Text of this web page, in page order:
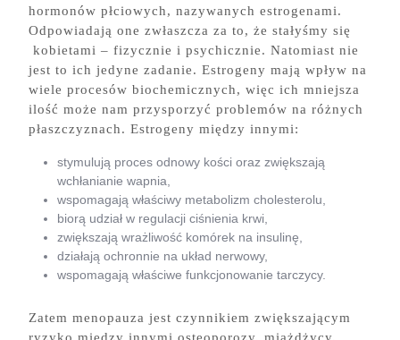
hormonów płciowych, nazywanych estrogenami.
Odpowiadają one zwłaszcza za to, że stałyśmy się
kobietami – fizycznie i psychicznie. Natomiast nie
jest to ich jedyne zadanie. Estrogeny mają wpływ na
wiele procesów biochemicznych, więc ich mniejsza
ilość może nam przysporzyć problemów na różnych
płaszczyznach. Estrogeny między innymi:
stymulują proces odnowy kości oraz zwiększają
wchłanianie wapnia,
wspomagają właściwy metabolizm cholesterolu,
biorą udział w regulacji ciśnienia krwi,
zwiększają wrażliwość komórek na insulinę,
działają ochronnie na układ nerwowy,
wspomagają właściwe funkcjonowanie tarczycy.
Zatem menopauza jest czynnikiem zwiększającym